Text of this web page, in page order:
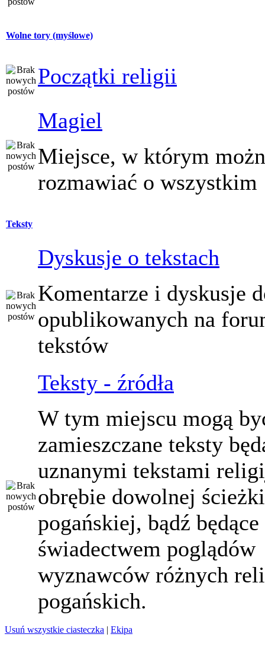
Wolne tory (myślowe)
Początki religii
Magiel
Miejsce, w którym
rozmawiać o wszystkim
Teksty
Dyskusje o tekstach
Komentarze i dyskusje
opublikowanych na
tekstów
Teksty - źródła
W tym miejscu mogą
zamieszczane teksty
uznanymi tekstami
obrębie dowolnej ścieżki
pogańskiej, bądź będące
świadectwem poglądów
wyznawców różnych
pogańskich.
Usuń wszystkie ciasteczka | Ekipa